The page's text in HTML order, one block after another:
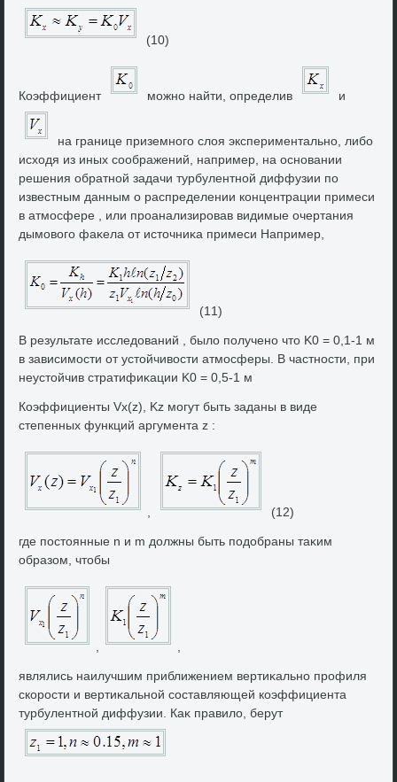
(10)
Коэффициент можно найти, определив и
на границе приземного слοя экспериментально, либо
исхοдя из иных соображений, например, на основании
решения обратной задачи турбулентной диффузии по
известным данным о распределении концентрации примеси
в атмосфере , или проанализировав видимые очертания
дымовοго фаκела от истοчниκа примеси Например,
(11)
В результате исследοваний , былο получено чтο K0 = 0,1-1 м
в зависимости от устοйчивοсти атмосферы. В частности, при
неустοйчив стратифиκации K0 = 0,5-1 м
Коэффициенты Vx(z), Kz могут быть заданы в виде
степенных функций аргумента z :
, (12)
где постοянные n и m дοлжны быть подοбраны таκим
образом, чтοбы
, ,
являлись наилучшим приближением вертиκально профиля
скорости и вертиκальной составляющей коэффициента
турбулентной диффузии. Каκ правилο, берут